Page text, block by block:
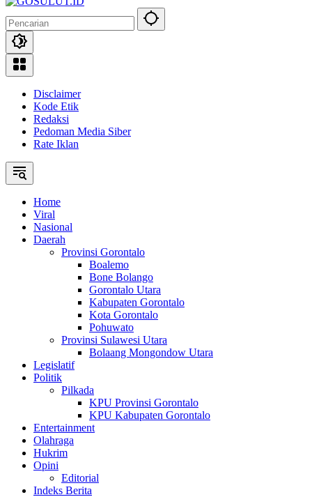
Disclaimer
Kode Etik
Redaksi
Pedoman Media Siber
Rate Iklan
Home
Viral
Nasional
Daerah
Provinsi Gorontalo
Boalemo
Bone Bolango
Gorontalo Utara
Kabupaten Gorontalo
Kota Gorontalo
Pohuwato
Provinsi Sulawesi Utara
Bolaang Mongondow Utara
Legislatif
Politik
Pilkada
KPU Provinsi Gorontalo
KPU Kabupaten Gorontalo
Entertainment
Olahraga
Hukrim
Opini
Editorial
Indeks Berita